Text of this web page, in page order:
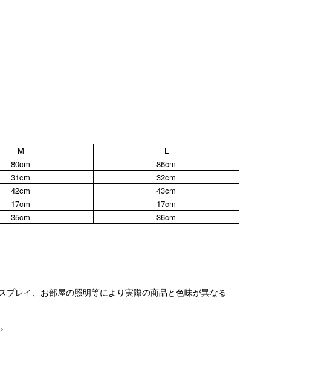
M
L
80cm
86cm
31cm
32cm
42cm
43cm
17cm
17cm
35cm 36cm
レイ、お部屋の照明等により実際の商品と色味が異なる